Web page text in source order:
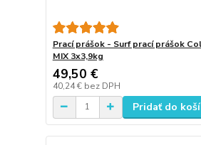
Prací prášok - Surf prací prášok
MIX 3x3,9kg
49,50 €
40,24 € bez DPH
Pridať do